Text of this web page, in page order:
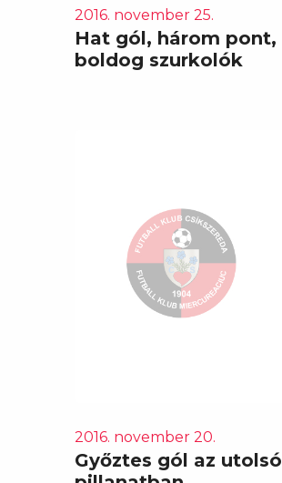
2016. november 25.
Hat gól, három pont,
boldog szurkolók
2016. november 20.
Győztes gól az utolsó